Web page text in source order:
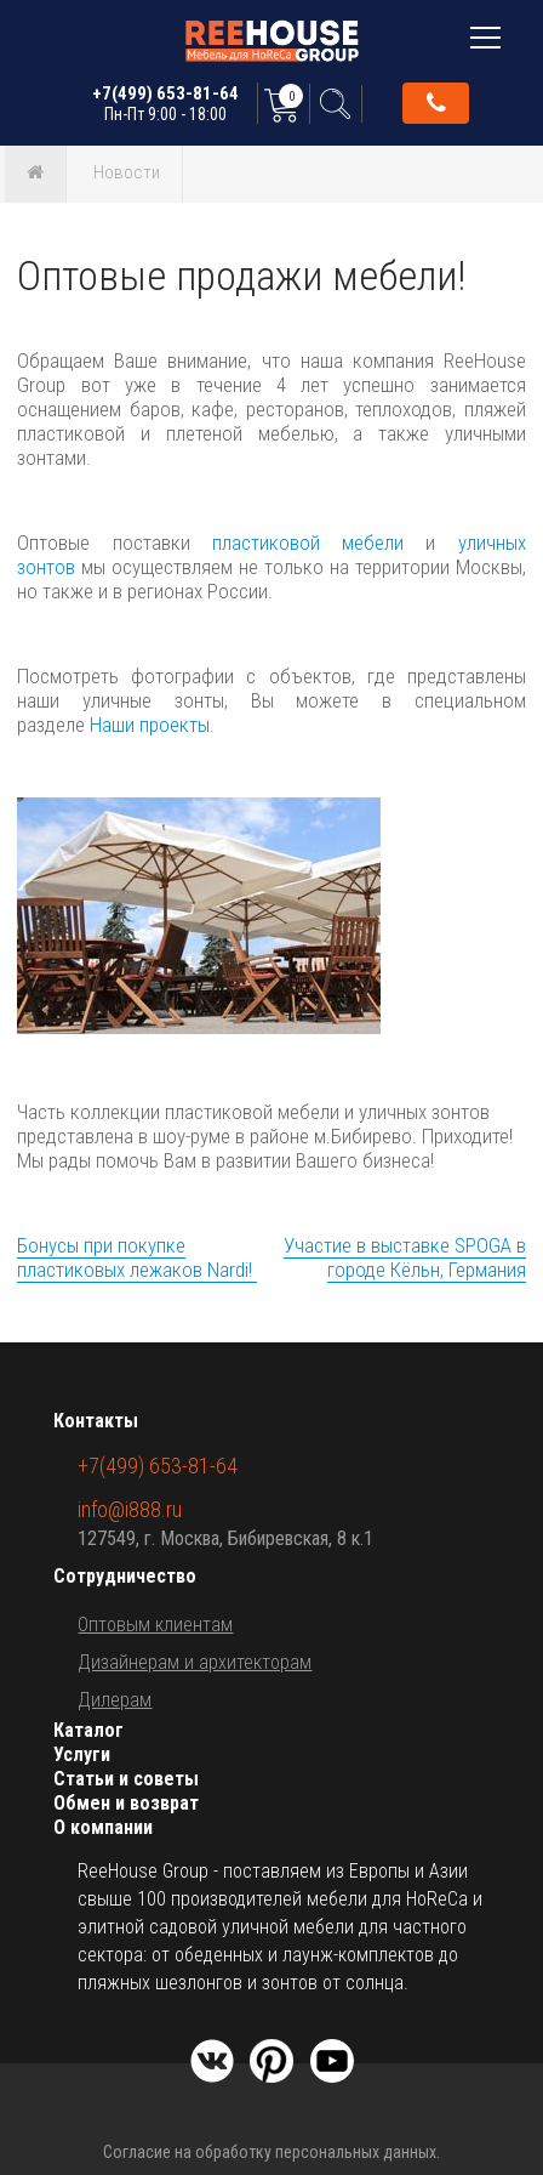
+7(499) 653-81-64
Пн-Пт 9:00 - 18:00
0
Новости
Оптовые продажи мебели!
Обращаем Ваше внимание, что наша компания ReeHouse
Group вот уже в течение 4 лет успешно занимается
оснащением баров, кафе, ресторанов, теплоходов, пляжей
пластиковой и плетеной мебелью, а также уличными
зонтами.
Оптовые поставки пластиковой мебели и уличных
зонтов мы осуществляем не только на территории Москвы,
но также и в регионах России.
Посмотреть фотографии с объектов, где представлены
наши уличные зонты, Вы можете в специальном
разделе Наши проекты.
Часть коллекции пластиковой мебели и уличных зонтов
представлена в шоу-руме в районе м.Бибирево. Приходите!
Мы рады помочь Вам в развитии Вашего бизнеса!
Бонусы при покупке
пластиковых лежаков Nardi!
Участие в выставке SPOGA в
городе Кёльн, Германия
О компании
ReeHouse Group - поставляем из Европы и Азии
свыше 100 производителей мебели для HoReCa и
элитной садовой уличной мебели для частного
сектора: от обеденных и лаунж-комплектов до
пляжных шезлонгов и зонтов от солнца.
Каталог
Услуги
Статьи и советы
Обмен и возврат
Сотрудничество
Оптовым клиентам
Дизайнерам и архитекторам
Дилерам
Контакты
+7(499) 653-81-64
info@i888.ru
127549, г. Москва, Бибиревская, 8 к.1
Согласие на обработку персональных данных.